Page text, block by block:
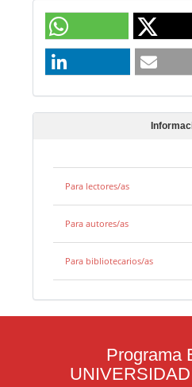
Para lectores/as
Para autores/as
Para bibliotecarios/as
Programa